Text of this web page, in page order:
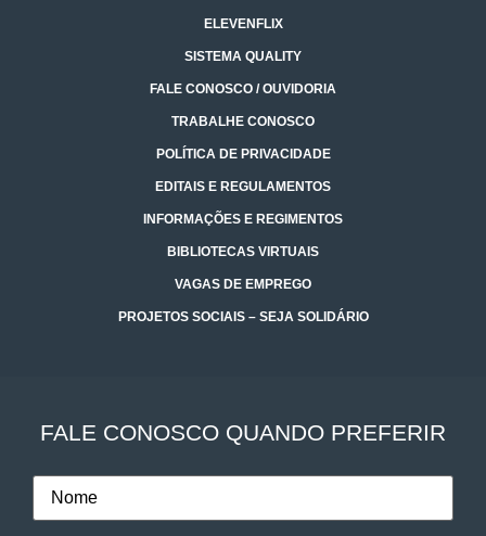
ELEVENFLIX
SISTEMA QUALITY
FALE CONOSCO / OUVIDORIA
TRABALHE CONOSCO
POLÍTICA DE PRIVACIDADE
EDITAIS E REGULAMENTOS
INFORMAÇÕES E REGIMENTOS
BIBLIOTECAS VIRTUAIS
VAGAS DE EMPREGO
PROJETOS SOCIAIS – SEJA SOLIDÁRIO
FALE CONOSCO QUANDO PREFERIR